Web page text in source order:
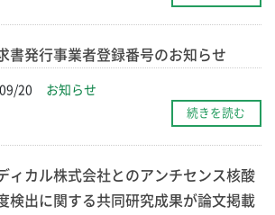
書発行事業者登録番号のお知らせ
20 お知らせ
続きを読む
ィカル株式会社とのアンチセンス核酸
検出に関する共同研究成果が論文掲載